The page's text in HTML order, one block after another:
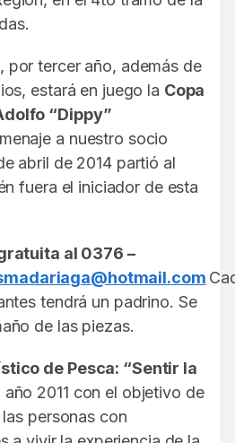
por tercer año, además de
estará en juego la Copa
“Dippy”
a nuestro socio
abril de 2014 partió al
fuera el iniciador de esta
al 0376 –
tendrá un padrino. Se
de las piezas.
de Pesca: “Sentir la
año 2011 con el objetivo de
personas con